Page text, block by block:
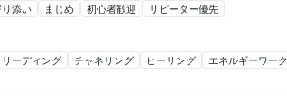
添い まじめ 初心者歓迎 リピーター優先
リーディング チャネリング ヒーリング エネルギーワーク